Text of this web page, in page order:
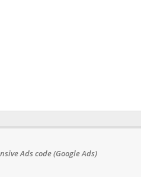
Ads code (Google Ads)